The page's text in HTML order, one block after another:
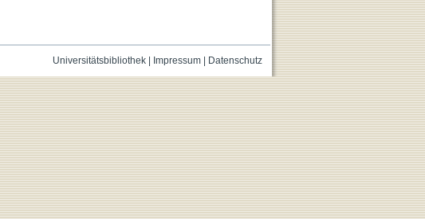
Universitätsbibliothek| Impressum| Datenschutz